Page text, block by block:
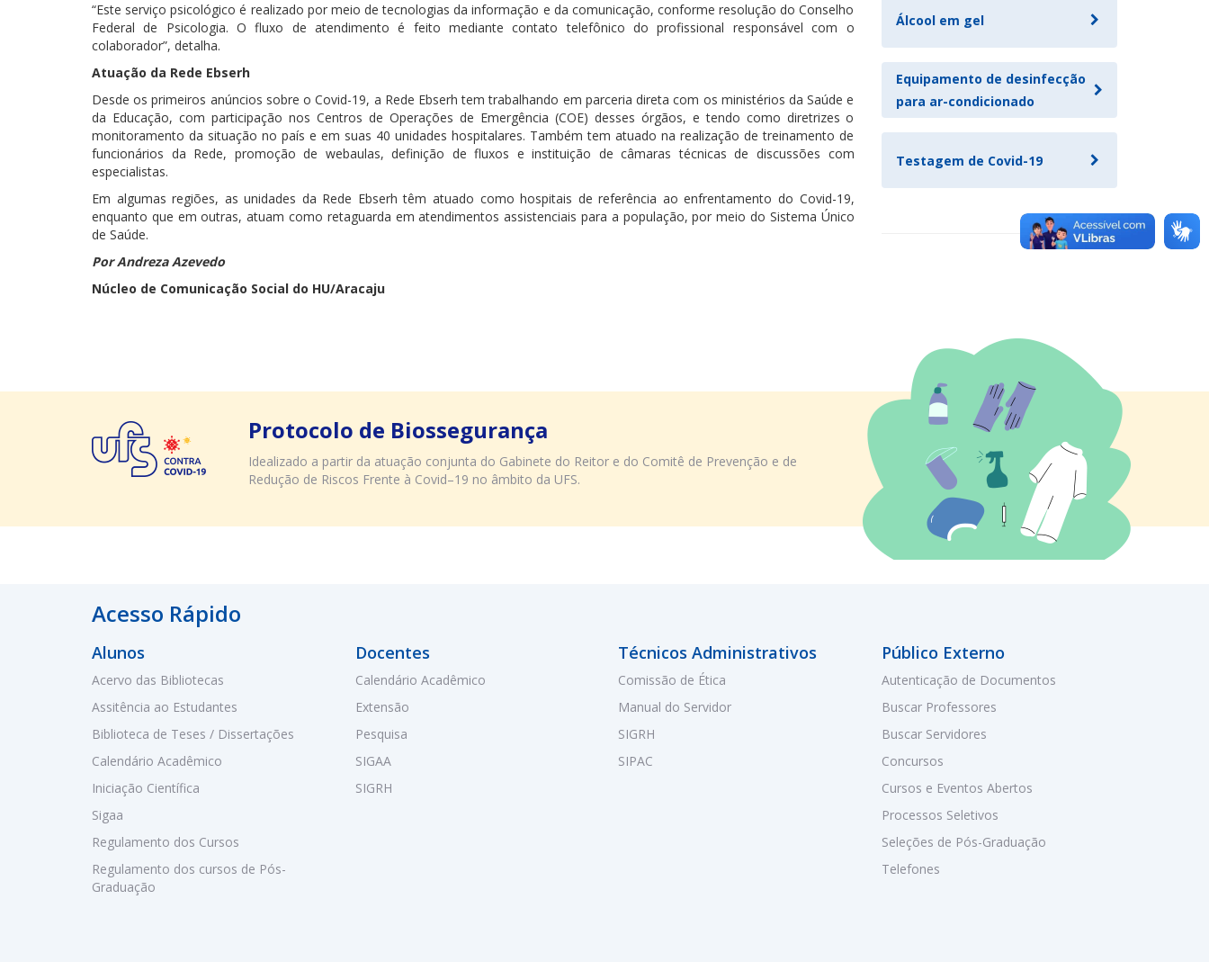
“Este serviço psicológico é realizado por meio de tecnologias da informação e da comunicação, conforme resolução do Conselho
Federal de Psicologia. O fluxo de atendimento é feito mediante contato telefônico do profissional responsável com o
colaborador”, detalha.
Atuação da Rede Ebserh
Desde os primeiros anúncios sobre o Covid-19, a Rede Ebserh tem trabalhando em parceria direta com os ministérios da Saúde e
da Educação, com participação nos Centros de Operações de Emergência (COE) desses órgãos, e tendo como diretrizes o
monitoramento da situação no país e em suas 40 unidades hospitalares. Também tem atuado na realização de treinamento de
funcionários da Rede, promoção de webaulas, definição de fluxos e instituição de câmaras técnicas de discussões com
especialistas.
Em algumas regiões, as unidades da Rede Ebserh têm atuado como hospitais de referência ao enfrentamento do Covid-19,
enquanto que em outras, atuam como retaguarda em atendimentos assistenciais para a população, por meio do Sistema Único
de Saúde.
Por Andreza Azevedo
Núcleo de Comunicação Social do HU/Aracaju
Álcool em gel
Equipamento de desinfecção
para ar-condicionado
Testagem de Covid-19
Protocolo de Biossegurança
Idealizado a partir da atuação conjunta do Gabinete do Reitor e do Comitê de Prevenção e de
Redução de Riscos Frente à Covid–19 no âmbito da UFS.
Acesso Rápido
Alunos
Acervo das Bibliotecas
Assitência ao Estudantes
Biblioteca de Teses / Dissertações
Calendário Acadêmico
Iniciação Científica
Sigaa
Regulamento dos Cursos
Regulamento dos cursos de Pós-
Graduação
Docentes
Calendário Acadêmico
Extensão
Pesquisa
SIGAA
SIGRH
Técnicos Administrativos
Comissão de Ética
Manual do Servidor
SIGRH
SIPAC
Público Externo
Autenticação de Documentos
Buscar Professores
Buscar Servidores
Concursos
Cursos e Eventos Abertos
Processos Seletivos
Seleções de Pós-Graduação
Telefones